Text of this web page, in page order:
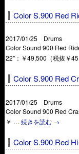
Color S.900 Red
2017/01/25 Drums
Color Sound 900 Red
22″：￥49,500（税抜￥
Color S.900 Red
2017/01/25 Drums
Color Sound 900 Red
￥ …続きを読む →
Color S.900 Red